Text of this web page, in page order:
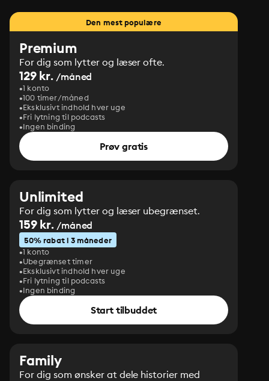
Den mest populære
Premium
For dig som lytter og læser ofte.
129 kr. /måned
1 konto
100 timer/måned
Eksklusivt indhold hver uge
Fri lytning til podcasts
Ingen binding
Prøv gratis
Unlimited
For dig som lytter og læser ubegrænset.
159 kr. /måned
50% rabat i 3 måneder
1 konto
Ubegrænset timer
Eksklusivt indhold hver uge
Fri lytning til podcasts
Ingen binding
Start tilbuddet
Family
For dig som ønsker at dele historier med